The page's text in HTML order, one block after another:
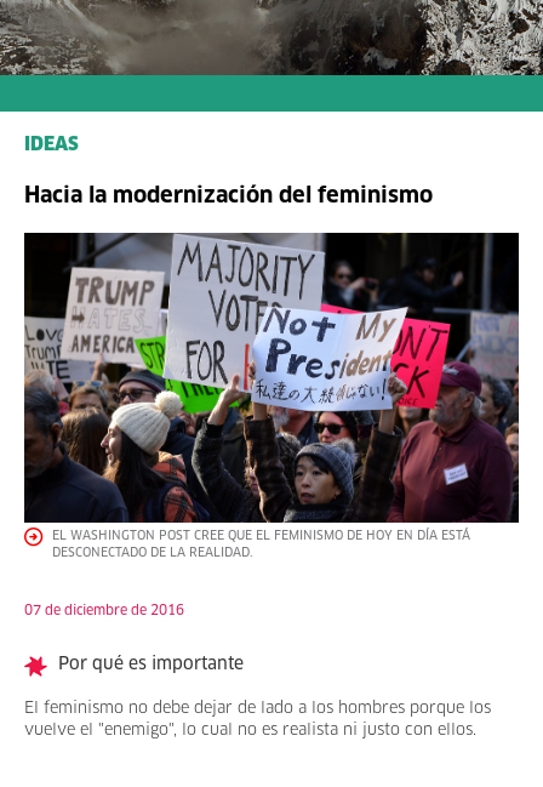
IDEAS
Hacia la modernización del feminismo
EL WASHINGTON POST CREE QUE EL FEMINISMO DE HOY EN DÍA ESTÁ
DESCONECTADO DE LA REALIDAD.
07 de diciembre de 2016
Por qué es importante
El feminismo no debe dejar de lado a los hombres porque los
vuelve el "enemigo", lo cual no es realista ni justo con ellos.